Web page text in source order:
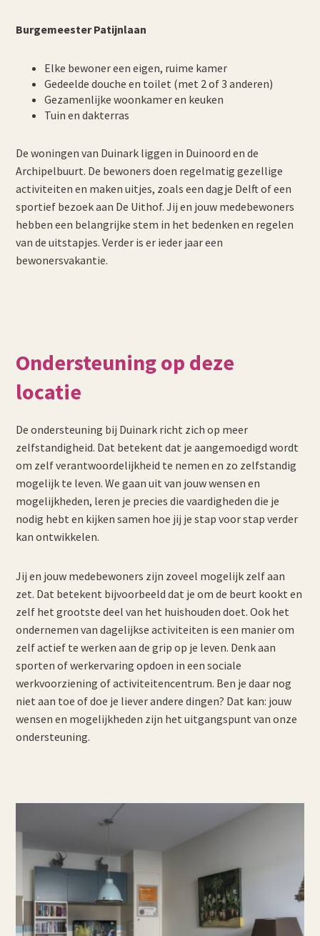
Burgemeester Patijnlaan
Elke bewoner een eigen, ruime kamer
Gedeelde douche en toilet (met 2 of 3 anderen)
Gezamenlijke woonkamer en keuken
Tuin en dakterras
De woningen van Duinark liggen in Duinoord en de
Archipelbuurt. De bewoners doen regelmatig gezellige
activiteiten en maken uitjes, zoals een dagje Delft of een
sportief bezoek aan De Uithof. Jij en jouw medebewoners
hebben een belangrijke stem in het bedenken en regelen
van de uitstapjes. Verder is er ieder jaar een
bewonersvakantie.
Ondersteuning op deze
locatie
De ondersteuning bij Duinark richt zich op meer
zelfstandigheid. Dat betekent dat je aangemoedigd wordt
om zelf verantwoordelijkheid te nemen en zo zelfstandig
mogelijk te leven. We gaan uit van jouw wensen en
mogelijkheden, leren je precies die vaardigheden die je
nodig hebt en kijken samen hoe jij je stap voor stap verder
kan ontwikkelen.
Jij en jouw medebewoners zijn zoveel mogelijk zelf aan
zet. Dat betekent bijvoorbeeld dat je om de beurt kookt en
zelf het grootste deel van het huishouden doet. Ook het
ondernemen van dagelijkse activiteiten is een manier om
zelf actief te werken aan de grip op je leven. Denk aan
sporten of werkervaring opdoen in een sociale
werkvoorziening of activiteitencentrum. Ben je daar nog
niet aan toe of doe je liever andere dingen? Dat kan: jouw
wensen en mogelijkheden zijn het uitgangspunt van onze
ondersteuning.